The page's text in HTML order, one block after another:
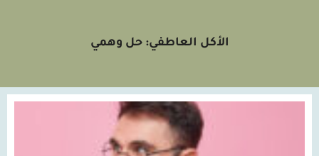
الأكل العاطفي: حل وهمي